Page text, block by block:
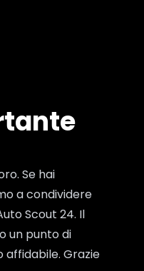
Se hai
a condividere
Scout 24. Il
un punto di
affidabile. Grazie